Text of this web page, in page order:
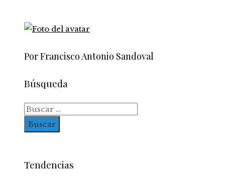
Por Francisco Antonio Sandoval
Búsqueda
Buscar:
Tendencias